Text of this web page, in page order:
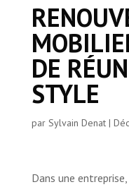
DE
STYLE
par Sylvain Denat|
Dans une